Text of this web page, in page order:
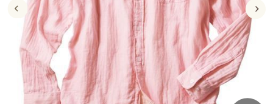
カーテン・ラグ・ファブリック
制服・学生服
ジュニア・ティーンズ下着
大きいサイズ通販すべて
大きいサイズ レディース服
大きいサイズ レディース下着
バーゲン
バーゲンセール
シークレットセール
詳細検索
商品カテゴリ一覧
ジュニア・ティーンズ下着
大きいサイズ レディース服
大きいサイズ レディース下着
大きいサイズ メンズ
バーゲンセール
シークレットセール
詳細検索
商品カテゴリ一覧
カタログ